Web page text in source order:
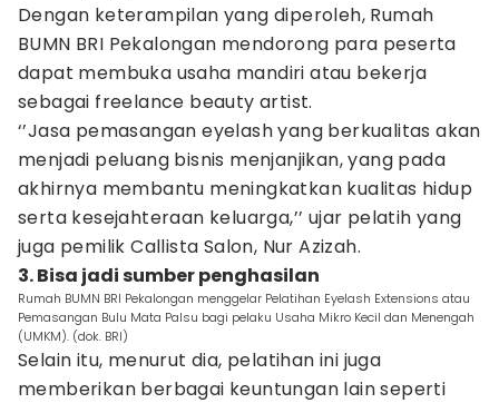
Dengan keterampilan yang diperoleh, Rumah
BUMN BRI Pekalongan mendorong para peserta
dapat membuka usaha mandiri atau bekerja
sebagai freelance beauty artist.
‘’Jasa pemasangan eyelash yang berkualitas akan
menjadi peluang bisnis menjanjikan, yang pada
akhirnya membantu meningkatkan kualitas hidup
serta kesejahteraan keluarga,’’ ujar pelatih yang
juga pemilik Callista Salon, Nur Azizah.
3. Bisa jadi sumber penghasilan
Rumah BUMN BRI Pekalongan menggelar Pelatihan Eyelash Extensions atau
Pemasangan Bulu Mata Palsu bagi pelaku Usaha Mikro Kecil dan Menengah
(UMKM). (dok. BRI)
Selain itu, menurut dia, pelatihan ini juga
memberikan berbagai keuntungan lain seperti